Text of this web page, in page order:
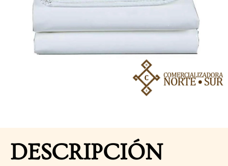
DESCRIPCIÓN